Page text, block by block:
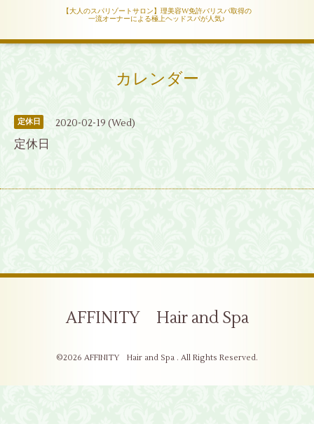
【大人のスパリゾートサロン】理美容W免許バリスパ取得の
一流オーナーによる極上ヘッドスパが人気♪
カレンダー
定休日 2020-02-19 (Wed)
定休日
AFFINITY Hair and Spa
©2026 AFFINITY Hair and Spa . All Rights Reserved.